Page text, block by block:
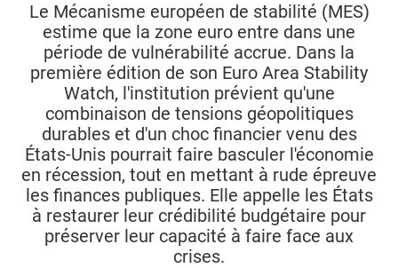
Le Mécanisme européen de stabilité (MES)
estime que la zone euro entre dans une
période de vulnérabilité accrue. Dans la
première édition de son Euro Area Stability
Watch, l'institution prévient qu'une
combinaison de tensions géopolitiques
durables et d'un choc financier venu des
États-Unis pourrait faire basculer l'économie
en récession, tout en mettant à rude épreuve
les finances publiques. Elle appelle les États
à restaurer leur crédibilité budgétaire pour
préserver leur capacité à faire face aux
crises.